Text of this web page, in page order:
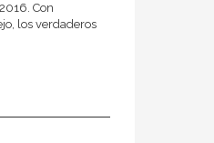
Con
los verdaderos